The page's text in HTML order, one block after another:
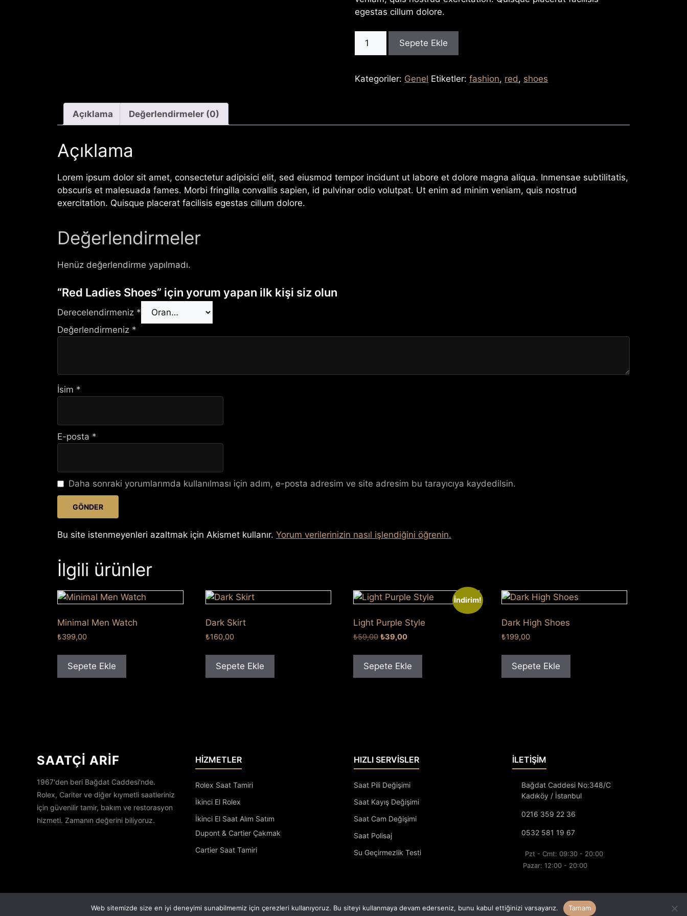
egestas cillum dolore.
Red
adet
Sepete Ekle
Kategoriler: Genel Etiketler:fashion, red, shoes
Açıklama Değerlendirmeler (0)
Açıklama
Lorem ipsum dolor sit amet, consectetur adipisici elit, sed eiusmod tempor incidunt ut labore et dolore magna aliqua. Inmensae subtilitatis,
obscuris et malesuada fames. Morbi fringilla convallis sapien, id pulvinar odio volutpat. Ut enim ad minim veniam, quis nostrud
exercitation. Quisque placerat facilisis egestas cillum dolore.
Değerlendirmeler
Henüz değerlendirme yapılmadı.
“Red Ladies Shoes” için yorum yapan ilk kişi siz olun
Derecelendirmeniz *
Değerlendirmeniz *
İsim *
E-posta *
Daha sonraki yorumlarımda kullanılması için adım, e-posta adresim ve site adresim bu tarayıcıya kaydedilsin.
Bu site istenmeyenleri azaltmak için Akismet kullanır. Yorum verilerinizin nasıl işlendiğini öğrenin.
İlgili ürünler
Minimal Men Watch
₺399,00
Sepete Ekle
Dark Skirt
₺160,00
Sepete Ekle
İndirim!
Light Purple Style
₺59,00 Orijinal
₺59,00.
₺39,00Şu
fiyat:
₺39,00.
Sepete Ekle
Dark High Shoes
₺199,00
Sepete Ekle
SAATÇİ ARİF
1967'den beri Bağdat Caddesi'nde.
Rolex, Cariter ve diğer kıymetli saatleriniz
için güvenilir tamir, bakım ve restorasyon
hizmeti. Zamanın değerini biliyoruz.
HİZMETLER
Rolex Saat Tamiri
İkinci El Rolex
İkinci El Saat Alım Satım
Dupont & Cartier Çakmak
Cartier Saat Tamiri
HIZLI SERVİSLER
Saat Pili Değişimi
Saat Kayış Değişimi
Saat Cam Değişimi
Saat Polisaj
Su Geçirmezlik Testi
İLETİŞİM
Bağdat Caddesi No:348/C
Kadıköy / İstanbul
0216 359 22 36
0532 581 19 67
Pzt - Cmt: 09:30 - 20:00
Pazar: 12:00 - 20:00
Saatçi Arif Tüm Hakları Saklıdır.
Web sitemizde size en iyi deneyimi sunabilmemiz için çerezleri kullanıyoruz. Bu siteyi kullanmaya devam ederseniz, bunu kabul ettiğinizi varsayarız. Tamam